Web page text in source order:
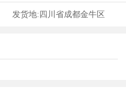
发货地:四川省成都金牛区